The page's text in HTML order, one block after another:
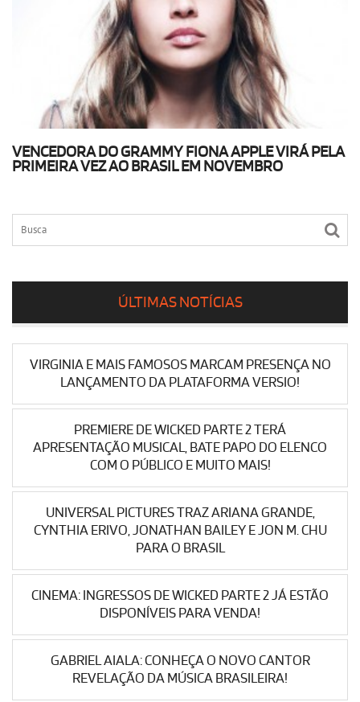
VENCEDORA DO GRAMMY FIONA APPLE VIRÁ PELA
PRIMEIRA VEZ AO BRASIL EM NOVEMBRO
ÚLTIMAS NOTÍCIAS
VIRGINIA E MAIS FAMOSOS MARCAM PRESENÇA NO
LANÇAMENTO DA PLATAFORMA VERSIO!
PREMIERE DE WICKED PARTE 2 TERÁ
APRESENTAÇÃO MUSICAL, BATE PAPO DO ELENCO
COM O PÚBLICO E MUITO MAIS!
UNIVERSAL PICTURES TRAZ ARIANA GRANDE,
CYNTHIA ERIVO, JONATHAN BAILEY E JON M. CHU
PARA O BRASIL
CINEMA: INGRESSOS DE WICKED PARTE 2 JÁ ESTÃO
DISPONÍVEIS PARA VENDA!
GABRIEL AIALA: CONHEÇA O NOVO CANTOR
REVELAÇÃO DA MÚSICA BRASILEIRA!